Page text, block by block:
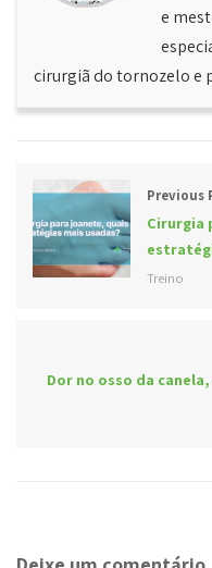
e
cirurgiã do tornozelo e
Previous
Cirurgia
Treino
Dor no osso da